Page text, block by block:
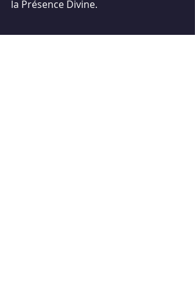
la Présence Divine.